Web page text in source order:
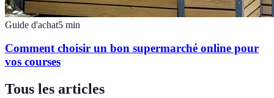
Guide d'achat5 min
Comment choisir un bon supermarché online pour
vos courses
Tous les articles